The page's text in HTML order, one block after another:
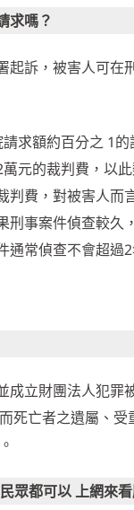
求嗎？
訴，被害人可在
求額約百分之 1
元的裁判費，以
費，對被害人而
事案件偵查較久
常偵查不會超過
立財團法人犯罪
死亡者之遺屬、
眾都可以 上網來